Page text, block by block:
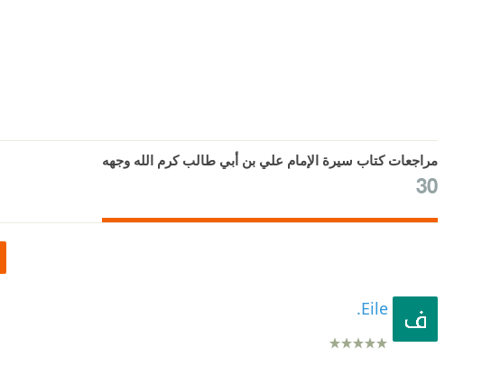
مراجعات كتاب سيرة الإمام علي بن أبي طالب كرم الله وجهه
30
Eile.